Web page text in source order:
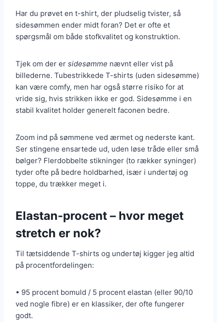
Har du prøvet en t-shirt, der pludselig tvister, så
sidesømmen ender midt foran? Det er ofte et
spørgsmål om både stofkvalitet og konstruktion.
Tjek om der er sidesømme nævnt eller vist på
billederne. Tubestrikkede T-shirts (uden sidesømme)
kan være comfy, men har også større risiko for at
vride sig, hvis strikken ikke er god. Sidesømme i en
stabil kvalitet holder generelt faconen bedre.
Zoom ind på sømmene ved ærmet og nederste kant.
Ser stingene ensartede ud, uden løse tråde eller små
bølger? Flerdobbelte stikninger (to rækker syninger)
tyder ofte på bedre holdbarhed, især i undertøj og
toppe, du trækker meget i.
Elastan-procent – hvor meget
stretch er nok?
Til tætsiddende T-shirts og undertøj kigger jeg altid
på procentfordelingen:
• 95 procent bomuld / 5 procent elastan (eller 90/10
ved nogle fibre) er en klassiker, der ofte fungerer
godt.